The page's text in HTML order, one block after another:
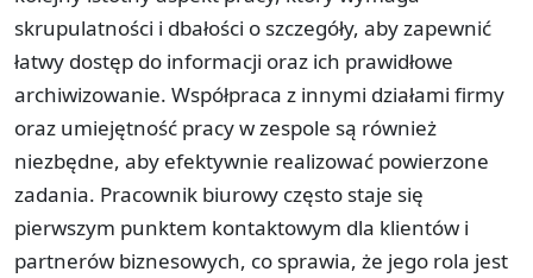
skrupulatności i dbałości o szczegóły, aby zapewnić
łatwy dostęp do informacji oraz ich prawidłowe
archiwizowanie. Współpraca z innymi działami firmy
oraz umiejętność pracy w zespole są również
niezbędne, aby efektywnie realizować powierzone
zadania. Pracownik biurowy często staje się
pierwszym punktem kontaktowym dla klientów i
partnerów biznesowych, co sprawia, że jego rola jest